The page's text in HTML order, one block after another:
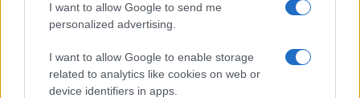
I want to allow Google to send me
personalized advertising.
I want to allow Google to enable storage
related to analytics like cookies on web or
device identifiers in apps.
disinfettante
Mappa offline/GPX, power bank, fischietto